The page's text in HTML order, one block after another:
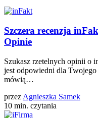
Szczera recenzja
Opinie
Szukasz rzetelnych opinii o
jest odpowiedni dla
mówią…
przez Agnieszka Samek
10 min. czytania